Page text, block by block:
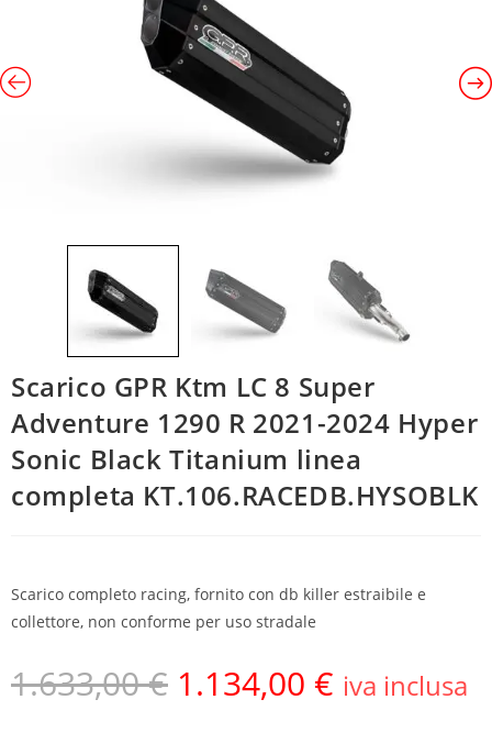
Scarico GPR Ktm LC 8 Super
Adventure 1290 R 2021-2024 Hyper
Sonic Black Titanium linea
completa KT.106.RACEDB.HYSOBLK
Scarico completo racing, fornito con db killer estraibile e
collettore, non conforme per uso stradale
1.633,00€ 1.134,00 € iva inclusa